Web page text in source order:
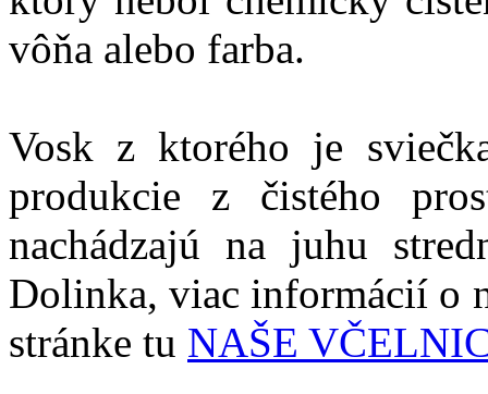
vôňa alebo farba.
Vosk z ktorého je
produkcie z čistého
nachádzajú na juhu
Dolinka, viac informácií o
stránke tu NAŠE